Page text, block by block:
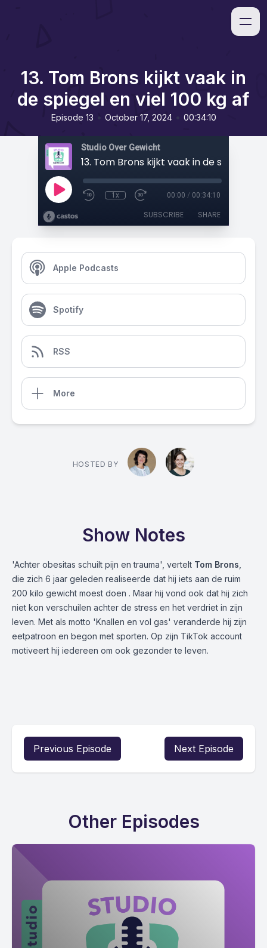
13. Tom Brons kijkt vaak in
de spiegel en viel 100 kg af
Episode 13 • October 17, 2024 00:34:10
Studio Over Gewicht
1x 00:00 / 00:34:10
SUBSCRIBE SHARE
Apple Podcasts
Spotify
RSS
More
HOSTED BY
Show Notes
'Achter obesitas schuilt pijn en trauma', vertelt Tom Brons
die zich 6 jaar geleden realiseerde dat hij iets aan de ruim
200 kilo gewicht moest doen . Maar hij vond ook dat hij zich
niet kon verschuilen achter de stress en het verdriet in zijn
leven. Met als motto 'Knallen en vol gas' veranderde hij zijn
eetpatroon en begon met sporten. Op zijn TikTok account
motiveert hij iedereen om ook gezonder te leven.
Previous Episode Next Episode
Other Episodes